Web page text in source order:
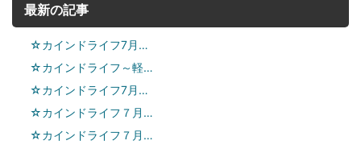
最新の記事
☆カインドライフ7月…
☆カインドライフ～軽…
☆カインドライフ7月…
☆カインドライフ７月…
☆カインドライフ７月…